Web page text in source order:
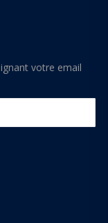
votre email